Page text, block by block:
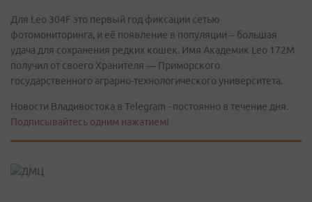
Для Leo 304F это первый год фиксации сетью
фотомониторинга, и её появление в популяции – большая
удача для сохранения редких кошек. Имя Академик Leo 172M
получил от своего Хранителя — Приморского
государственного аграрно-технологического университета.
Новости Владивостока в Telegram - постоянно в течение дня.
Подписывайтесь одним нажатием!